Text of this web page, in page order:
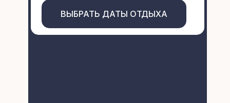
ВЫБРАТЬ ДАТЫ ОТДЫХА